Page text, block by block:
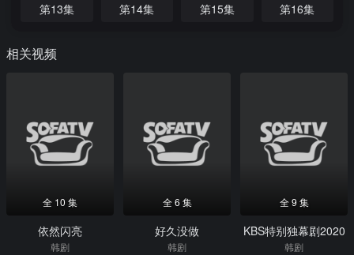
第13集 第14集 第15集 第16集
相关视频
全 10 集
依然闪亮
韩剧
全 6 集
好久没做
韩剧
全 9 集
KBS特别独幕剧2020
韩剧